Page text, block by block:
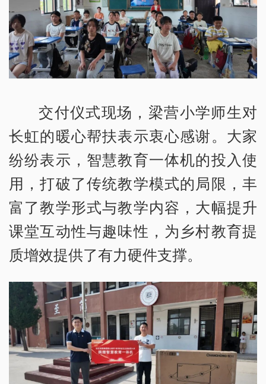
交付仪式现场，梁营小学师生对
长虹的暖心帮扶表示衷心感谢。大家
纷纷表示，智慧教育一体机的投入使
用，打破了传统教学模式的局限，丰
富了教学形式与教学内容，大幅提升
课堂互动性与趣味性，为乡村教育提
质增效提供了有力硬件支撑。